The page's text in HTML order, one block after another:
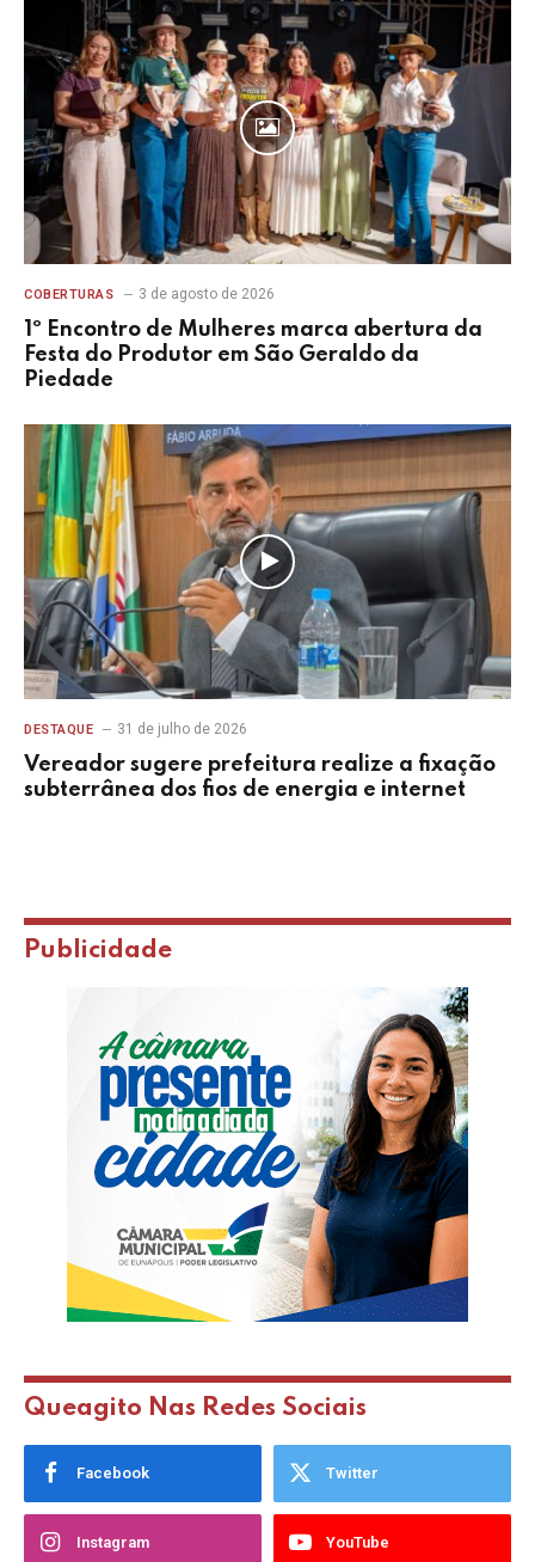
COBERTURAS 3 de agosto de 2026
1º Encontro de Mulheres marca abertura da
Festa do Produtor em São Geraldo da
Piedade
DESTAQUE 31 de julho de 2026
Vereador sugere prefeitura realize a fixação
subterrânea dos fios de energia e internet
Publicidade
Queagito Nas Redes Sociais
Facebook Twitter
Instagram YouTube